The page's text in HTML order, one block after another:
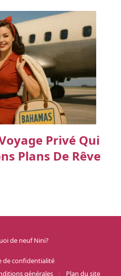
Privé Qui
Plans De Rêve
de neuf Nini?
de confidentialité
générales
Plan du site